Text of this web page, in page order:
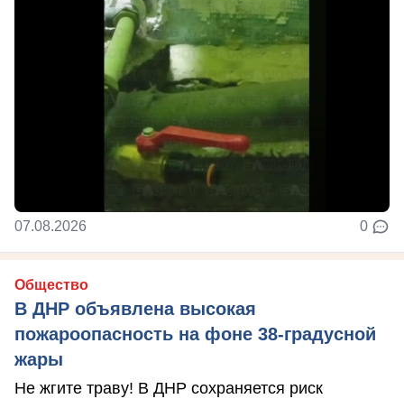
07.08.2026 0
Общество
В ДНР объявлена высокая
пожароопасность на фоне 38-градусной
жары
Не жгите траву! В ДНР сохраняется риск